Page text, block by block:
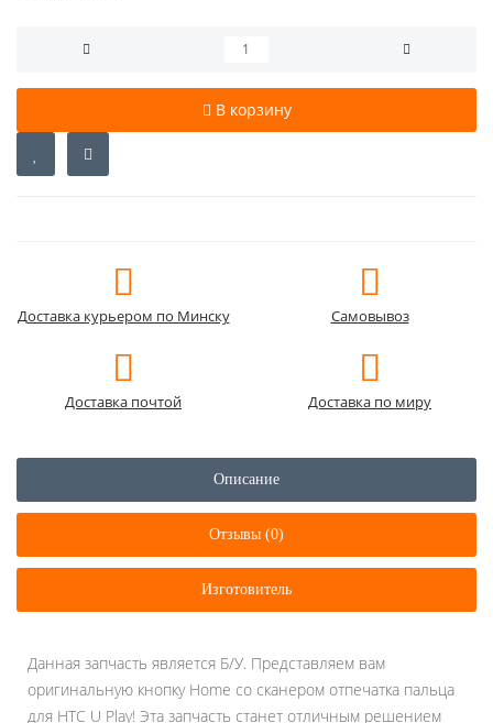
В корзину
Доставка курьером по Минску Самовывоз
Доставка почтой Доставка по миру
Описание
Отзывы (0)
Изготовитель
Данная запчасть является Б/У. Представляем вам
оригинальную кнопку Home со сканером отпечатка пальца
для HTC U Play! Эта запчасть станет отличным решением